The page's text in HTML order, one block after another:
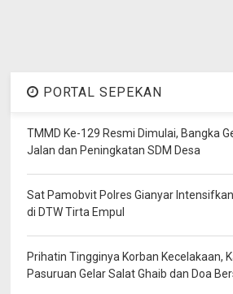
PORTAL SEPEKAN
TMMD Ke-129 Resmi Dimulai, Bangka
Jalan dan Peningkatan SDM Desa
Sat Pamobvit Polres Gianyar
di DTW Tirta Empul
Prihatin Tingginya Korban Kecelakaan,
Pasuruan Gelar Salat Ghaib dan Doa